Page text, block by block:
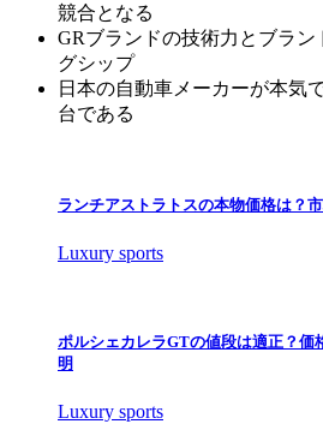
競合となる
GRブランドの技術力とブラ
グシップ
日本の自動車メーカーが本気
台である
ランチアストラトスの本物価格は？
Luxury sports
ポルシェカレラGTの値段は適正？価
明
Luxury sports